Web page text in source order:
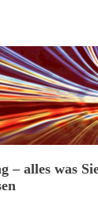
– alles was